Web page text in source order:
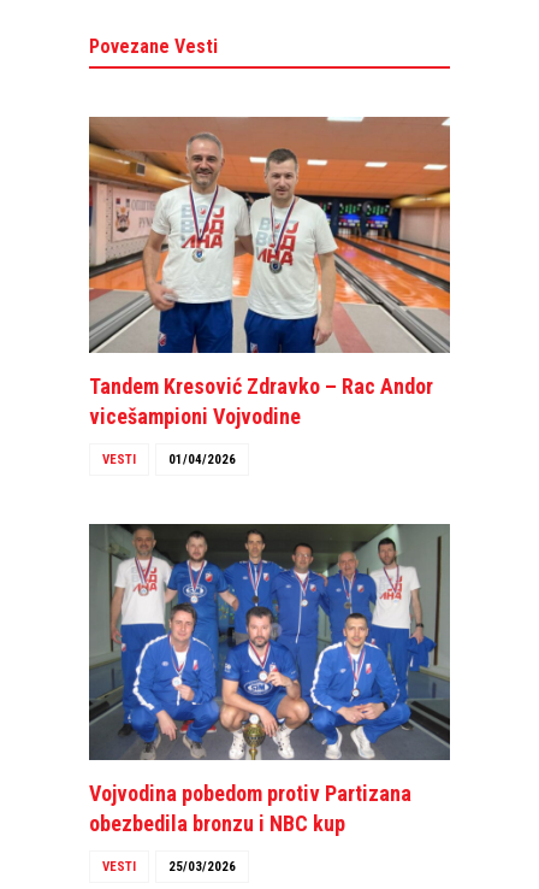
Povezane Vesti
Tandem Kresović Zdravko – Rac Andor
vicešampioni Vojvodine
VESTI 01/04/2026
Vojvodina pobedom protiv Partizana
obezbedila bronzu i NBC kup
VESTI 25/03/2026